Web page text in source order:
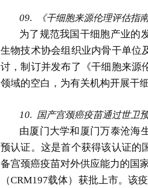
09. 《干细胞来源伦理评估指
为了规范我国干细胞产业的
生物技术协会组织业内骨干单位
讨，制订并发布了《干细胞来源
领域的空白，为有关机构开展干
10. 国产宫颈癌疫苗通过世卫
由厦门大学和厦门万泰沧海
预认证。这是首个获得该认证的
备宫颈癌疫苗对外供应能力的国
（CRM197载体）获批上市。